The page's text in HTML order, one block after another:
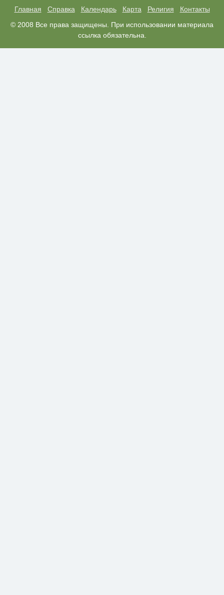
Главная Справка Календарь Карта Религия
Контакты
© 2008 Все права защищены. При использовании материала
ссылка обязательна.
когда их не видят...
i
Королева вагона отожгла! Видео
не оставит равнодушным